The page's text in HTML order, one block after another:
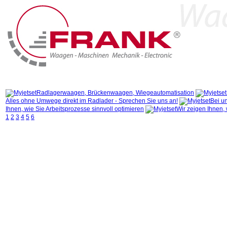
Radlagerwaagen, Brückenwaagen, Wiegeautomatisation
Alles ohne Umwege direkt im Radlader - Sprechen Sie uns an!
Bei
Ihnen, wie Sie Arbeitsprozesse sinnvoll optimieren
Wir zeigen Ihnen,
1 2 3 4 5 6